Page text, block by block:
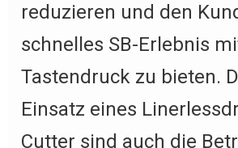
reduzieren und den
schnelles SB-Erlebnis
Tastendruck zu bieten.
Einsatz eines
Cutter sind auch die